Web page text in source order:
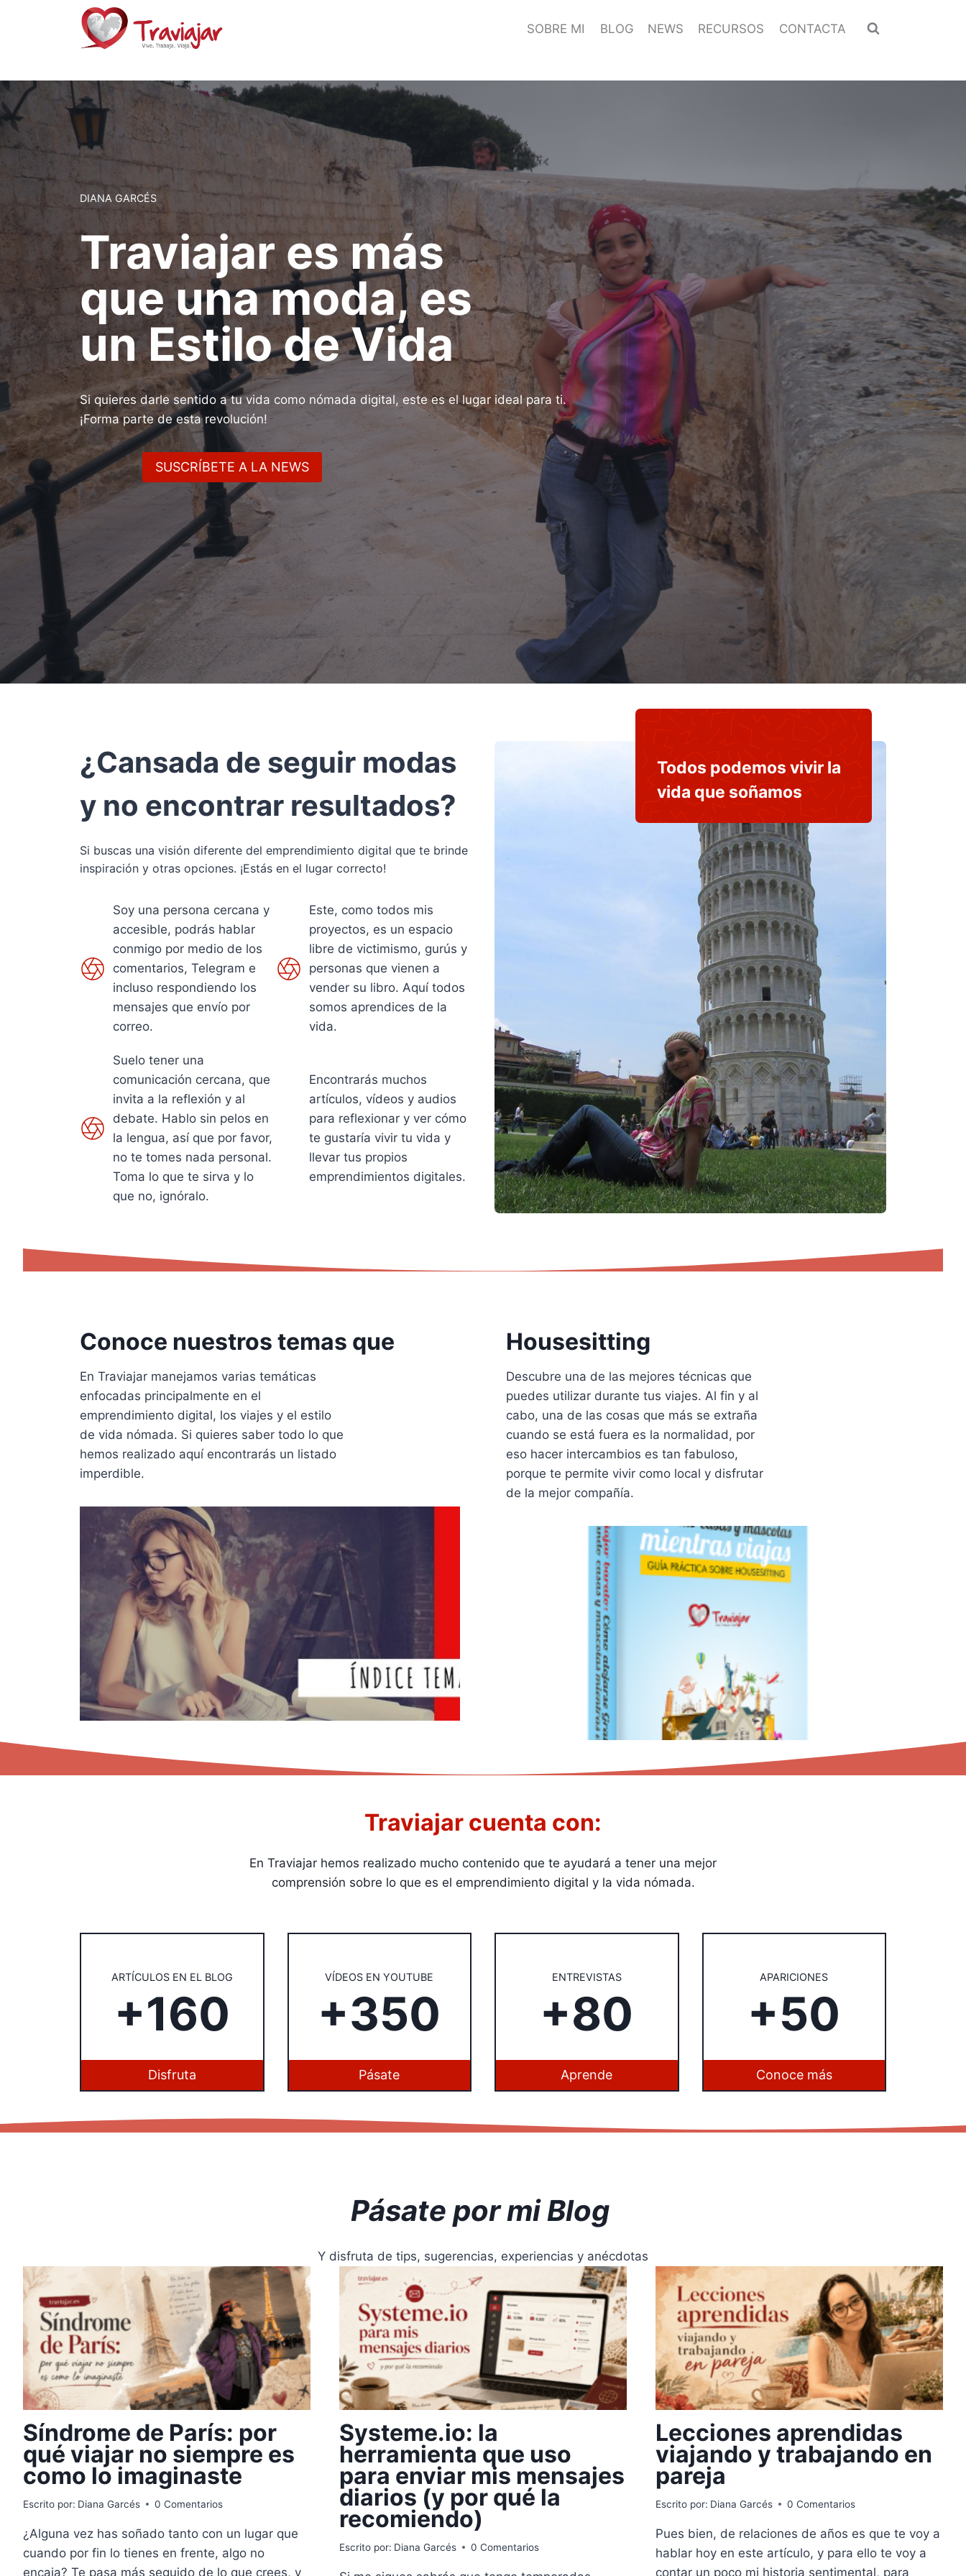
SOBRE MI BLOG NEWS RECURSOS CONTACTA
DIANA GARCÉS
Traviajar es más
que una moda, es
un Estilo de Vida
Si quieres darle sentido a tu vida como nómada digital, este es el lugar ideal para ti.
¡Forma parte de esta revolución!
SUSCRÍBETE A LA NEWS
¿Cansada de seguir modas
y no encontrar resultados?
Si buscas una visión diferente del emprendimiento digital que te brinde
inspiración y otras opciones. ¡Estás en el lugar correcto!
Soy una persona cercana y
accesible, podrás hablar
conmigo por medio de los
comentarios, Telegram e
incluso respondiendo los
mensajes que envío por
correo.
Este, como todos mis
proyectos, es un espacio
libre de victimismo, gurús y
personas que vienen a
vender su libro. Aquí todos
somos aprendices de la
vida.
Suelo tener una
comunicación cercana, que
invita a la reflexión y al
debate. Hablo sin pelos en
la lengua, así que por favor,
no te tomes nada personal.
Toma lo que te sirva y lo
que no, ignóralo.
Encontrarás muchos
artículos, vídeos y audios
para reflexionar y ver cómo
te gustaría vivir tu vida y
llevar tus propios
emprendimientos digitales.
Todos podemos vivir la
vida que soñamos
Conoce nuestros temas que
En Traviajar manejamos varias temáticas
enfocadas principalmente en el
emprendimiento digital, los viajes y el estilo
de vida nómada. Si quieres saber todo lo que
hemos realizado aquí encontrarás un listado
imperdible.
Housesitting
Descubre una de las mejores técnicas que
puedes utilizar durante tus viajes. Al fin y al
cabo, una de las cosas que más se extraña
cuando se está fuera es la normalidad, por
eso hacer intercambios es tan fabuloso,
porque te permite vivir como local y disfrutar
de la mejor compañía.
Traviajar cuenta con:
En Traviajar hemos realizado mucho contenido que te ayudará a tener una mejor
comprensión sobre lo que es el emprendimiento digital y la vida nómada.
ARTÍCULOS EN EL BLOG
+160
Disfruta
VÍDEOS EN YOUTUBE
+350
Pásate
ENTREVISTAS
+80
Aprende
APARICIONES
+50
Conoce más
Pásate por mi Blog
Y disfruta de tips, sugerencias, experiencias y anécdotas
Síndrome de París: por
qué viajar no siempre es
como lo imaginaste
Escrito por: Diana Garcés 0 Comentarios
¿Alguna vez has soñado tanto con un lugar que
cuando por fin lo tienes en frente, algo no
encaja? Te pasa más seguido de lo que crees, y
Systeme.io: la
herramienta que uso
para enviar mis mensajes
diarios (y por qué la
recomiendo)
Escrito por: Diana Garcés 0 Comentarios
Lecciones aprendidas
viajando y trabajando en
pareja
Escrito por: Diana Garcés 0 Comentarios
Pues bien, de relaciones de años es que te voy a
hablar hoy en este artículo, y para ello te voy a
contar un poco mi historia sentimental, para